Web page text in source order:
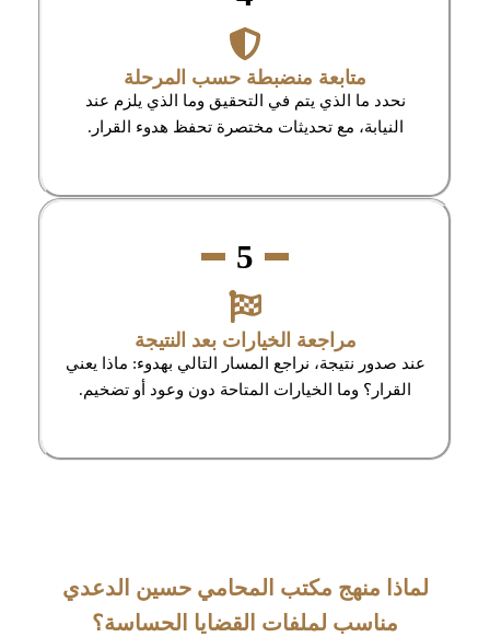
متابعة منضبطة حسب المرحلة
نحدد ما الذي يتم في التحقيق وما الذي يلزم عند
النيابة، مع تحديثات مختصرة تحفظ هدوء القرار.
5
مراجعة الخيارات بعد النتيجة
عند صدور نتيجة، نراجع المسار التالي بهدوء: ماذا يعني
القرار؟ وما الخيارات المتاحة دون وعود أو تضخيم.
لماذا منهج مكتب المحامي حسين الدعدي
مناسب لملفات القضايا الحساسة؟